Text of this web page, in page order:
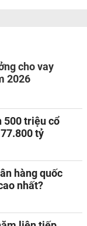
cho vay
2026
500 triệu cổ
tỷ
hàng quốc
nhất?